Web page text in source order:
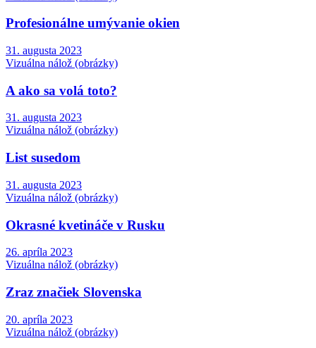
Profesionálne umývanie okien
31. augusta 2023
Vizuálna nálož (obrázky)
A ako sa volá toto?
31. augusta 2023
Vizuálna nálož (obrázky)
List susedom
31. augusta 2023
Vizuálna nálož (obrázky)
Okrasné kvetináče v Rusku
26. apríla 2023
Vizuálna nálož (obrázky)
Zraz značiek Slovenska
20. apríla 2023
Vizuálna nálož (obrázky)